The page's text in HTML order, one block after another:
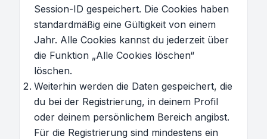
Session-ID gespeichert. Die Cookies haben
standardmäßig eine Gültigkeit von einem
Jahr. Alle Cookies kannst du jederzeit über
die Funktion „Alle Cookies löschen“
löschen.
Weiterhin werden die Daten gespeichert, die
du bei der Registrierung, in deinem Profil
oder deinem persönlichem Bereich angibst.
Für die Registrierung sind mindestens ein